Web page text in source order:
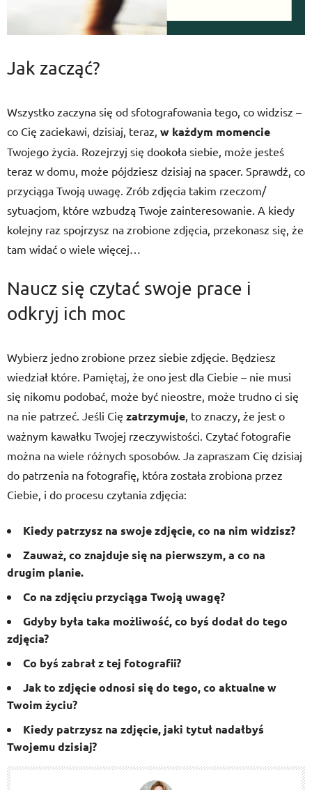
Jak zacząć?
Wszystko zaczyna się od sfotografowania tego, co widzisz –
co Cię zaciekawi, dzisiaj, teraz, w każdym momencie
Twojego życia. Rozejrzyj się dookoła siebie, może jesteś
teraz w domu, może pójdziesz dzisiaj na spacer. Sprawdź, co
przyciąga Twoją uwagę. Zrób zdjęcia takim rzeczom/
sytuacjom, które wzbudzą Twoje zainteresowanie. A kiedy
kolejny raz spojrzysz na zrobione zdjęcia, przekonasz się, że
tam widać o wiele więcej…
Naucz się czytać swoje prace i
odkryj ich moc
Wybierz jedno zrobione przez siebie zdjęcie. Będziesz
wiedział które. Pamiętaj, że ono jest dla Ciebie – nie musi
się nikomu podobać, może być nieostre, może trudno ci się
na nie patrzeć. Jeśli Cię zatrzymuje, to znaczy, że jest o
ważnym kawałku Twojej rzeczywistości. Czytać fotografie
można na wiele różnych sposobów. Ja zapraszam Cię dzisiaj
do patrzenia na fotografię, która została zrobiona przez
Ciebie, i do procesu czytania zdjęcia:
Kiedy patrzysz na swoje zdjęcie, co na nim widzisz?
Zauważ, co znajduje się na pierwszym, a co na
drugim planie.
Co na zdjęciu przyciąga Twoją uwagę?
Gdyby była taka możliwość, co byś dodał do tego
zdjęcia?
Co byś zabrał z tej fotografii?
Jak to zdjęcie odnosi się do tego, co aktualne w
Twoim życiu?
Kiedy patrzysz na zdjęcie, jaki tytuł nadałbyś
Twojemu dzisiaj?